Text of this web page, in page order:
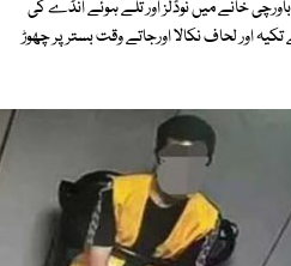
باورچی خانے میں نوڈلز اور تلے ہوئے انڈے کی
اور لحاف نکالا اورجاتے وقت بستر پر چھوڑ